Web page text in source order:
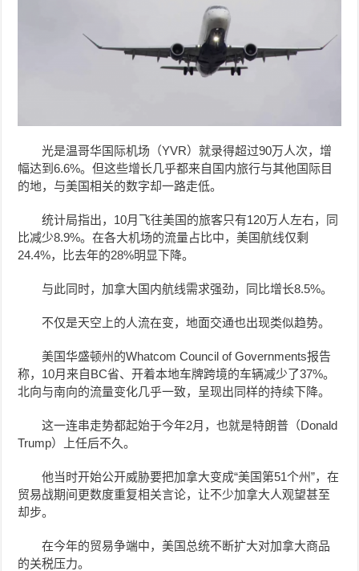
光是温哥华国际机场（YVR）就录得超过90万人次，增
幅达到6.6%。但这些增长几乎都来自国内旅行与其他国际目
的地，与美国相关的数字却一路走低。
统计局指出，10月飞往美国的旅客只有120万人左右，同
比减少8.9%。在各大机场的流量占比中，美国航线仅剩
24.4%，比去年的28%明显下降。
与此同时，加拿大国内航线需求强劲，同比增长8.5%。
不仅是天空上的人流在变，地面交通也出现类似趋势。
美国华盛顿州的Whatcom Council of Governments报告
称，10月来自BC省、开着本地车牌跨境的车辆减少了37%。
北向与南向的流量变化几乎一致，呈现出同样的持续下降。
这一连串走势都起始于今年2月，也就是特朗普（Donald
Trump）上任后不久。
他当时开始公开威胁要把加拿大变成“美国第51个州”，在
贸易战期间更数度重复相关言论，让不少加拿大人观望甚至
却步。
在今年的贸易争端中，美国总统不断扩大对加拿大商品
的关税压力。